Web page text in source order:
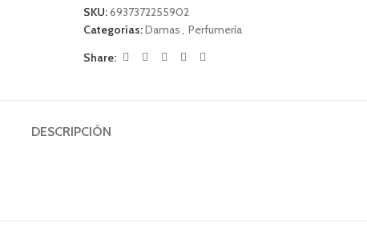
SKU:6937372255902
Categorías:Damas, Perfumería
Share:
DESCRIPCIÓN